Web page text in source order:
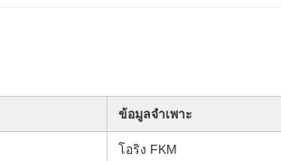
ข้อมูลจำเพาะ
โอริง FKM